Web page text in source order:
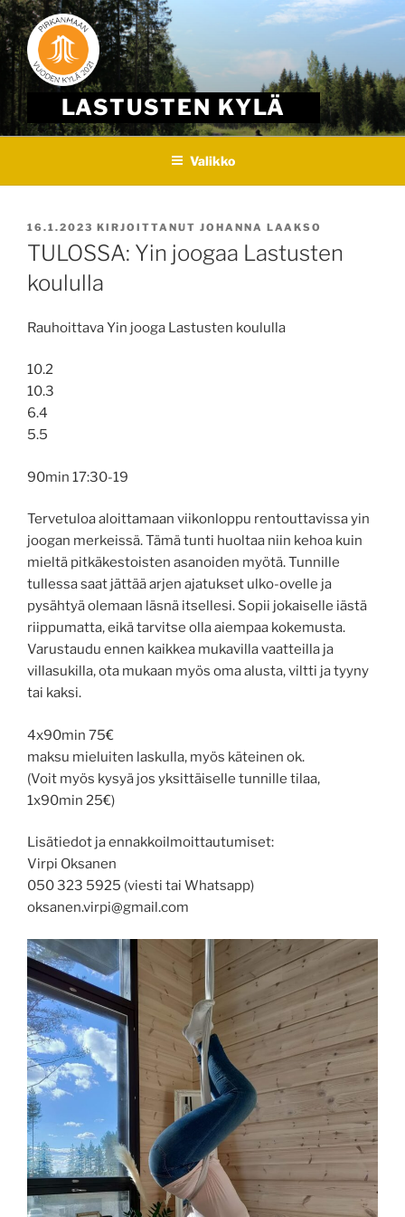
Skip
to
content
LASTUSTEN KYLÄ
Valikko
JULKAISTU
16.1.2023 KIRJOITTANUT JOHANNA LAAKSO
TULOSSA: Yin joogaa Lastusten
koululla
Rauhoittava Yin jooga Lastusten koululla
10.2
10.3
6.4
5.5
90min 17:30-19
Tervetuloa aloittamaan viikonloppu rentouttavissa yin
joogan merkeissä. Tämä tunti huoltaa niin kehoa kuin
mieltä pitkäkestoisten asanoiden myötä. Tunnille
tullessa saat jättää arjen ajatukset ulko-ovelle ja
pysähtyä olemaan läsnä itsellesi. Sopii jokaiselle iästä
riippumatta, eikä tarvitse olla aiempaa kokemusta.
Varustaudu ennen kaikkea mukavilla vaatteilla ja
villasukilla, ota mukaan myös oma alusta, viltti ja tyyny
tai kaksi.
4x90min 75€
maksu mieluiten laskulla, myös käteinen ok.
(Voit myös kysyä jos yksittäiselle tunnille tilaa,
1x90min 25€)
Lisätiedot ja ennakkoilmoittautumiset:
Virpi Oksanen
050 323 5925 (viesti tai Whatsapp)
oksanen.virpi@gmail.com